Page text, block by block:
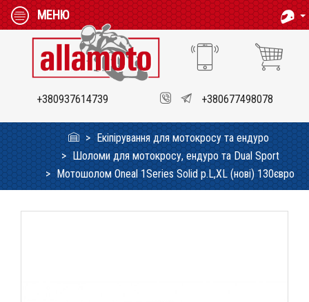
МЕНЮ
+380937614739 +380677498078
Екіпірування для мотокросу та ендуро
Шоломи для мотокросу, ендуро та Dual Sport
Мотошолом Oneal 1Series Solid p.L,XL (нові) 130євро